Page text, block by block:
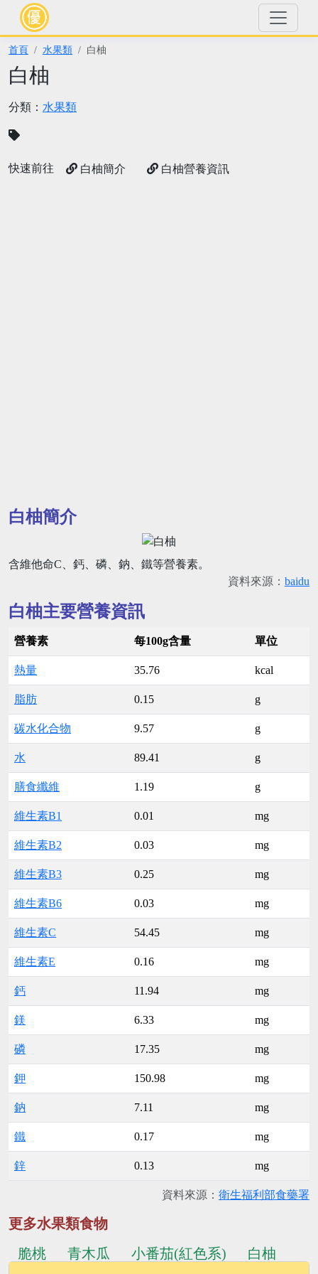
首頁 水果類 白柚
白柚
分類： 水果類
快速前往 白柚簡介 白柚營養資訊
白柚簡介
含維他命C、鈣、磷、鈉、鐵等營養素。
資料來源： baidu
白柚主要營養資訊
營養素 每100g含量 單位
熱量 35.76 kcal
脂肪 0.15 g
碳水化合物 9.57 g
水 89.41 g
膳食纖維 1.19 g
維生素B1 0.01 mg
維生素B2 0.03 mg
維生素B3 0.25 mg
維生素B6 0.03 mg
維生素C 54.45 mg
維生素E 0.16 mg
鈣 11.94 mg
鎂 6.33 mg
磷 17.35 mg
鉀 150.98 mg
鈉 7.11 mg
鐵 0.17 mg
鋅 0.13 mg
資料來源： 衛生福利部食藥署
更多水果類食物
脆桃
青木瓜 小番茄(紅色系) 白柚